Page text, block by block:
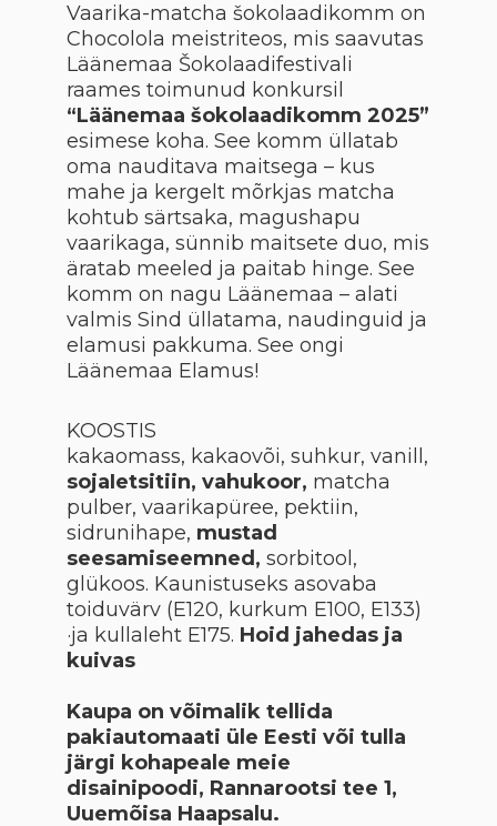
Vaarika-matcha šokolaadikomm on
Chocolola meistriteos, mis saavutas
Läänemaa Šokolaadifestivali
raames toimunud konkursil
“Läänemaa šokolaadikomm 2025”
esimese koha. See komm üllatab
oma nauditava maitsega – kus
mahe ja kergelt mõrkjas matcha
kohtub särtsaka, magushapu
vaarikaga, sünnib maitsete duo, mis
äratab meeled ja paitab hinge. See
komm on nagu Läänemaa – alati
valmis Sind üllatama, naudinguid ja
elamusi pakkuma. See ongi
Läänemaa Elamus!
KOOSTIS
kakaomass, kakaovõi, suhkur, vanill,
sojaIetsitiin, vahukoor, matcha
pulber, vaarikapüree, pektiin,
sidrunihape, mustad
seesamiseemned, sorbitool,
glükoos. Kaunistuseks asovaba
toiduvärv (E120, kurkum E100, E133)
·ja kullaleht E175. Hoid jahedas ja
kuivas
Kaupa on võimalik tellida
pakiautomaati üle Eesti või tulla
järgi kohapeale meie
disainipoodi, Rannarootsi tee 1,
Uuemõisa Haapsalu.